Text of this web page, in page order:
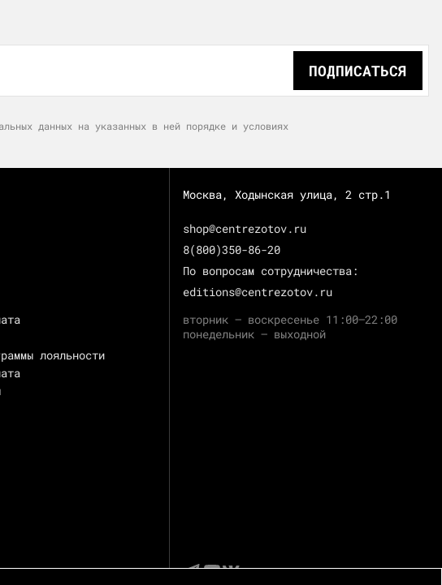
ПОДПИСАТЬСЯ
данных на указанных в ней порядке и условиях
лояльности
Москва, Ходынская улица, 2 стр.1
shop@centrezotov.ru
8(800)350-86-20
По вопросам сотрудничества:
editions@centrezotov.ru
вторник — воскресенье 11:00–22:00
понедельник — выходной